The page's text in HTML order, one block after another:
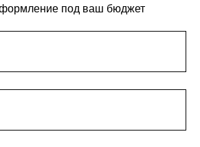
под ваш бюджет